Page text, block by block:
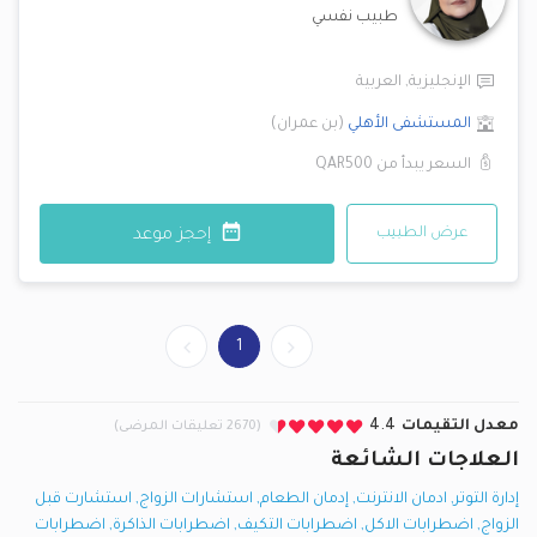
طبيب نفسي
الإنجليزية, العربية
المستشفى الأهلي (بن عمران)
السعر يبدأ من QAR500
عرض الطبيب إحجز موعد
1
معدل التقيمات 4.4 (2670 تعليقات المرضى)
العلاجات الشائعة
إدارة التوتر, ادمان الانترنت, إدمان الطعام, استشارات الزواج, استشارت قبل
الزواج, اضطرابات الاكل, اضطرابات التكيف, اضطرابات الذاكرة, اضطرابات